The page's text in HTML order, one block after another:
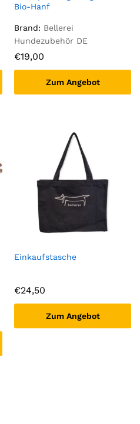
Bio-Hanf
Brand: Bellerei
Hundezubehör DE
€19,00
Zum Angebot
Einkaufstasche
€24,50
Zum Angebot